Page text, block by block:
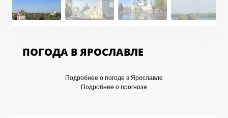
ПОГОДА В ЯРОСЛАВЛЕ
Подробнее о погоде в Ярославле
Подробнее о прогнозе